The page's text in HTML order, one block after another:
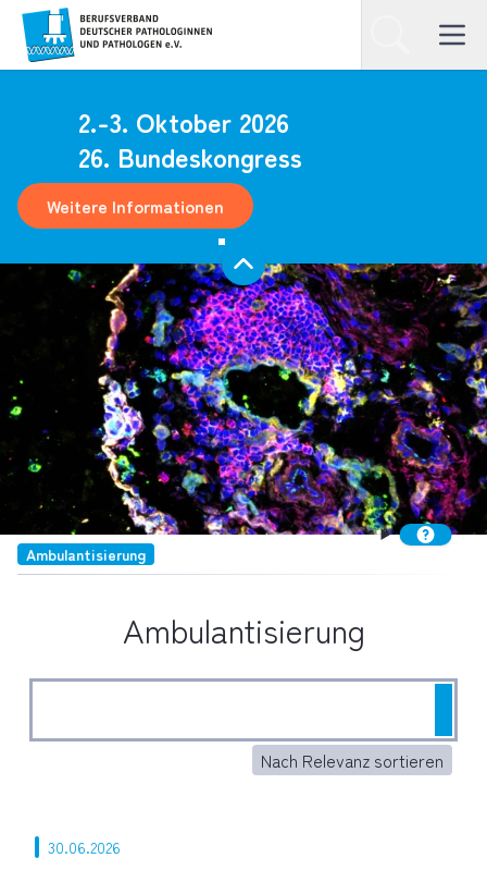
Homepage SuchenOpen
2.-3. Oktober 2026
26. Bundeskongress
Weitere Informationen
Ambulantisierung
Ambulantisierung
Nach Relevanz sortieren
30.06.2026